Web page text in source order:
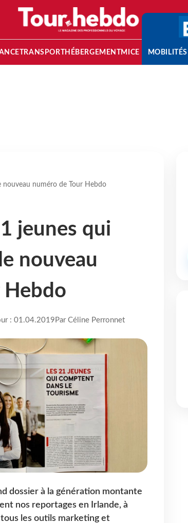
TRANSPORT HÉBERGEMENTMICE MOBILITÉS
nouveau numéro de Tour Hebdo
jeunes qui
nouveau
Hebdo
: 01.04.2019 Par Céline Perronnet
dossier à la génération montante
nos reportages en Irlande, à
les outils marketing et